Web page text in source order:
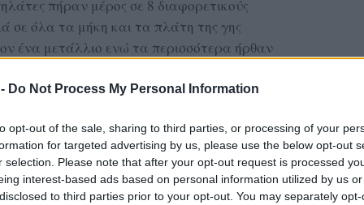
Do Not Process My Personal Information
opt-out of the sale, sharing to third parties, or processing of your
for targeted advertising by us, please use the below opt-out
selection. Please note that after your opt-out request is processed
interest-based ads based on personal information utilized by us
to third parties prior to your opt-out. You may separately
πήραν μέρος σε 8 διαφορετικούς
σε όλα τα μήκη και τα πλάτη της γης
ένα μετάλλιο ενώ τα περισσότερα ήρθαν
κι αμέσως μετά στο Ευρωπαϊκό Κ23 που η
ηΜηλένα Κοντούκατέκτησε 4 μετάλλια (2-
(0-2-1) και οΠαναγιώτης
ΔΙΑΦΗΜΙΣΗ